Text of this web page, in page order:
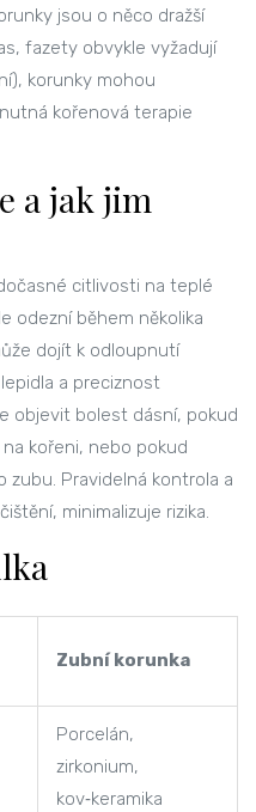
jsou o něco dražší
fazety obvykle vyžadují
korunky mohou
kořenová terapie
a jak jim
citlivosti na teplé
odezní během několika
dojít k odloupnutí
a preciznost
objevit bolest dásní, pokud
kořeni, nebo pokud
zubu. Pravidelná kontrola a
minimalizuje rizika.
Zubní korunka
Porcelán,
zirkonium,
kov‑keramika